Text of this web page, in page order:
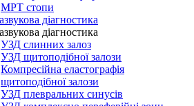
МРТ стопи
діагностика
діагностика
УЗД слинних залоз
УЗД щитоподібної залози
Компресійна еластографія
щитоподібної залози
УЗД плевральних синусів